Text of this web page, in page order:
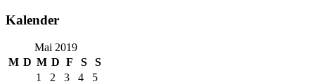
Kalender
Mai 2019
M D M D F S
S
1
2 3 4
5